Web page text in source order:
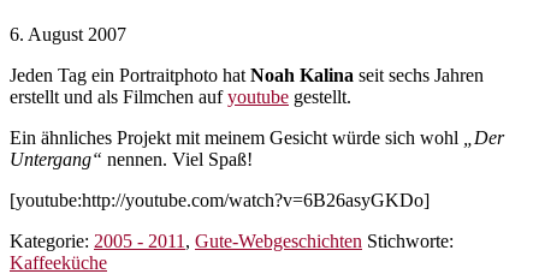
6. August 2007
Jeden Tag ein Portraitphoto hat Noah Kalina seit sechs Jahren
erstellt und als Filmchen aufyoutube gestellt.
Ein ähnliches Projekt mit meinem Gesicht würde sich wohl
„Der
Untergang“ nennen. Viel Spaß!
[youtube:http://youtube.com/watch?v=6B26asyGKDo]
Kategorie: 2005 - 2011 , Gute-Webgeschichten Stichworte:
Kaffeeküche